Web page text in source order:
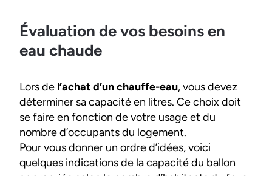
Évaluation de vos besoins en
eau chaude
Lors de l’achat d’un chauffe-eau, vous devez
déterminer sa capacité en litres. Ce choix doit
se faire en fonction de votre usage et du
nombre d’occupants du logement.
Pour vous donner un ordre d’idées, voici
quelques indications de la capacité du ballon